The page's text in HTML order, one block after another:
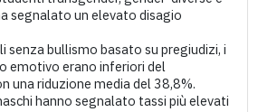
segnalato un elevato disagio
senza bullismo basato su pregiudizi, i
emotivo erano inferiori del
una riduzione media del 38,8%.
hanno segnalato tassi più elevati